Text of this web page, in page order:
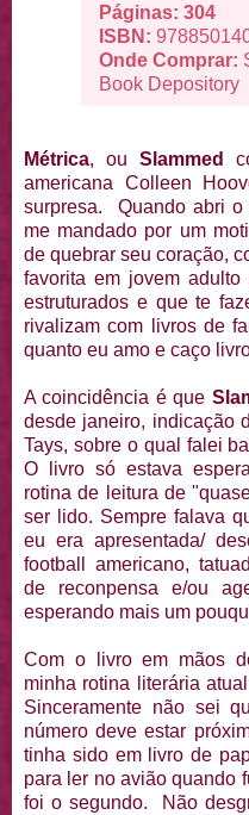
Páginas: 304
ISBN:
Onde Comprar:
Book Depository
Métrica, ouSlammed
americana Colleen
surpresa. Quando abri
me mandado por um
de quebrar seu coração,
favorita em jovem
estruturados e que te
rivalizam com livros de
quanto eu amo e caço
A coincidência é que
desde janeiro, indicação
Tays, sobre o qual falei
O livro só estava
rotina de leitura de
ser lido. Sempre falava
eu era apresentada/
football americano,
de reconpensa e/ou
esperando mais um
Com o livro em mãos
minha rotina literária
Sinceramente não sei
número deve estar
tinha sido em livro de
para ler no avião quando
foi o segundo. Não